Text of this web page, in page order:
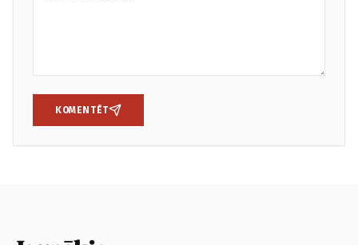
KOMENTĒT